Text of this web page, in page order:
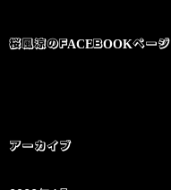
桜風涼のFACEBOOKページ
アーカイブ